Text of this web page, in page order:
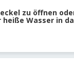
zu öffnen
Wasser in